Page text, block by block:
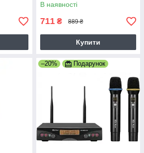
В наявності
711 ₴ 889 ₴
Купити
–20% Подарунок